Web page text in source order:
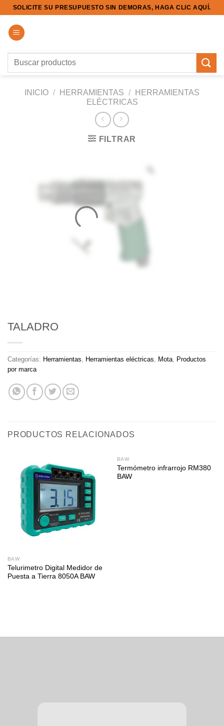
Saltar
contenido
SOLICITE SU PRESUPUESTO SIN DEMORAS, HAGA CLIC AQUÍ.
Buscar
INICIO / HERRAMIENTAS /
HERRAMIENTAS
ELÉCTRICAS
FILTRAR
TALADRO
Categorías: Herramientas, Herramientas eléctricas, Mota, Productos
por marca
PRODUCTOS RELACIONADOS
BAW
Telurimetro Digital Medidor de
Puesta a Tierra 8050A BAW
BAW
Termómetro infrarrojo RM380
BAW